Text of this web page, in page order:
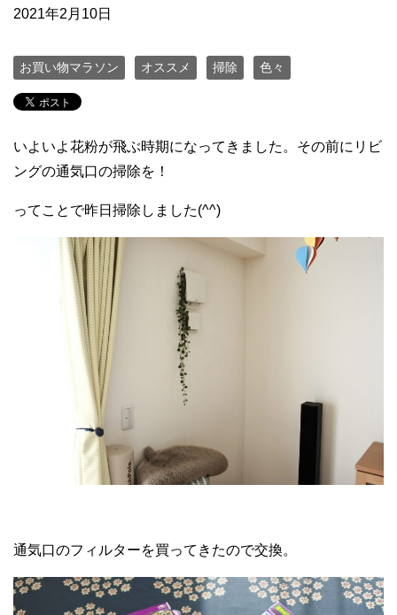
2021年2月10日
お買い物マラソン オススメ 掃除 色々
いよいよ花粉が飛ぶ時期になってきました。その前にリビ
ングの通気口の掃除を！
ってことで昨日掃除しました(^^)
通気口のフィルターを買ってきたので交換。